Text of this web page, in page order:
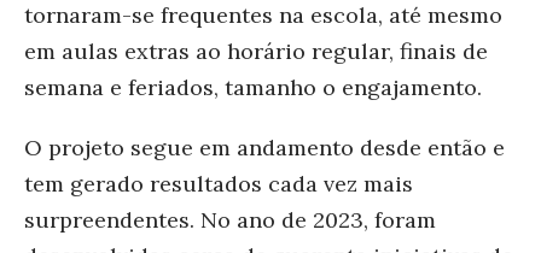
tornaram-se frequentes na escola, até mesmo
em aulas extras ao horário regular, finais de
semana e feriados, tamanho o engajamento.
O projeto segue em andamento desde então e
tem gerado resultados cada vez mais
surpreendentes. No ano de 2023, foram